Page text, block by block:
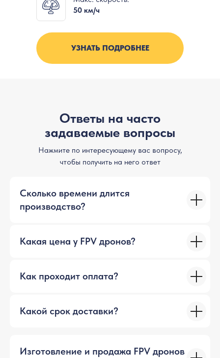
50 км/ч
УЗНАТЬ ПОДРОБНЕЕ
Ответы на часто
задаваемые вопросы
Нажмите по интересующему вас вопросу,
чтобы получить на него ответ
Сколько времени длится
производство?
Какая цена у FPV дронов?
Как проходит оплата?
Какой срок доставки?
Изготовление и продажа FPV дронов